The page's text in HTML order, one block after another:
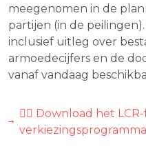
meegenomen in de
partijen (in de
inclusief uitleg over
armoedecijfers en de
vanaf vandaag
👉🏽 Download het